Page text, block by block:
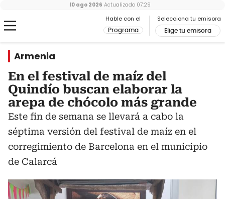
Hable con el
Programa
Selecciona tu emisora
Elige tu emisora
10 ago 2026 Actualizado 07:29
Armenia
En el festival de maíz del
Quindío buscan elaborar la
arepa de chócolo más grande
Este fin de semana se llevará a cabo la
séptima versión del festival de maíz en el
corregimiento de Barcelona en el municipio
de Calarcá